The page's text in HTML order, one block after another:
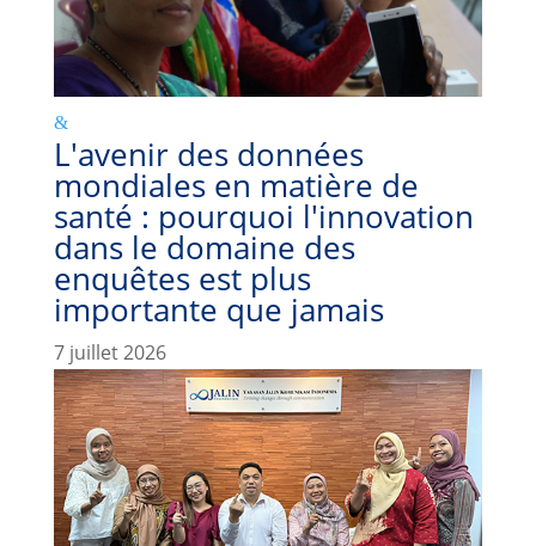
L'avenir des données
mondiales en matière de
santé : pourquoi l'innovation
dans le domaine des
enquêtes est plus
importante que jamais
7 juillet 2026